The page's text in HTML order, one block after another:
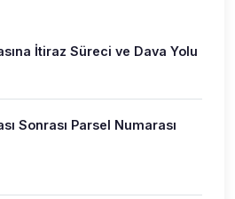
İtiraz Süreci ve Dava Yolu
Sonrası Parsel Numarası